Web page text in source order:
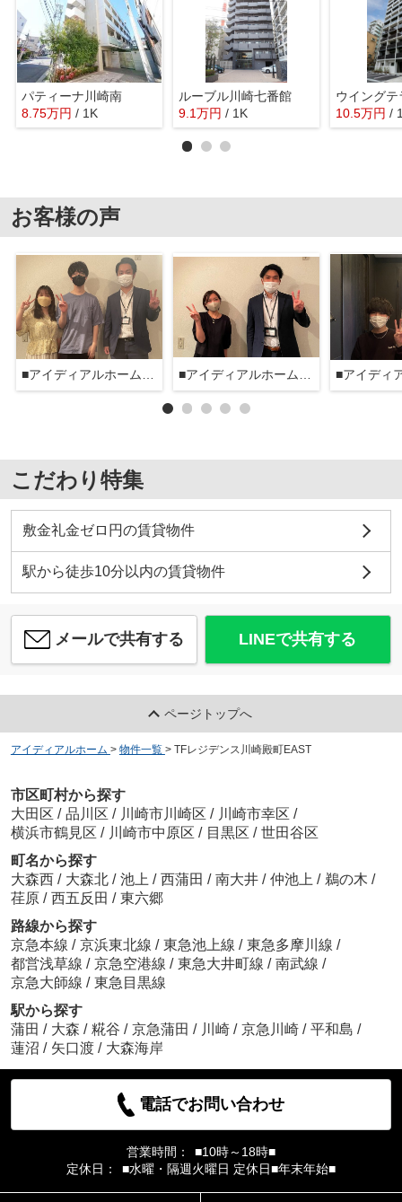
パティーナ川崎南
8.75万円 / 1K
ルーブル川崎七番館
9.1万円 / 1K 10.5万円 /
お客様の声
■アイディアルホーム大森本店■ ■アイディアルホーム大森本店■
こだわり特集
敷金礼金ゼロ円の賃貸物件
駅から徒歩10分以内の賃貸物件
メールで共有する LINEで共有する
ページトップへ
アイディアルホーム > 物件一覧 > TFレジデンス川崎殿町EAST
市区町村から探す
大田区 / 品川区 / 川崎市川崎区 / 川崎市幸区 /
横浜市鶴見区 / 川崎市中原区 / 目黒区 / 世田谷区
町名から探す
大森西 / 大森北 / 池上 / 西蒲田 / 南大井 / 仲池上 / 鵜の木 /
荏原 / 西五反田 / 東六郷
路線から探す
京急本線 / 京浜東北線 / 東急池上線 / 東急多摩川線 /
都営浅草線 / 京急空港線 / 東急大井町線 / 南武線 /
京急大師線 / 東急目黒線
駅から探す
蒲田 / 大森 / 糀谷 / 京急蒲田 / 川崎 / 京急川崎 / 平和島 /
蓮沼 / 矢口渡 / 大森海岸
電話でお問い合わせ
営業時間：
■10時～18時■
定休日：
■水曜・隔週火曜日 定休日■年末年始■